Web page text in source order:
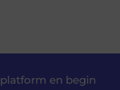
en begin